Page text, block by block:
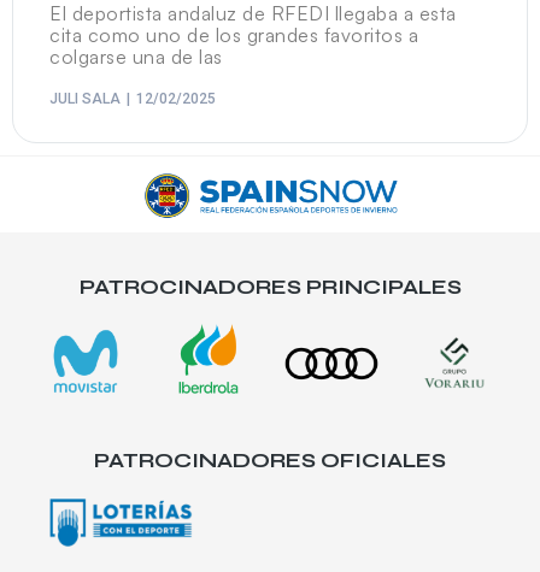
El deportista andaluz de RFEDI llegaba a esta
cita como uno de los grandes favoritos a
colgarse una de las
JULI SALA 12/02/2025
PATROCINADORES PRINCIPALES
PATROCINADORES OFICIALES